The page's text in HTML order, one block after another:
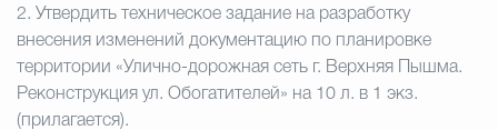
2. Утвердить техническое задание на разработку
внесения изменений документацию по планировке
территории «Улично-дорожная сеть г. Верхняя Пышма.
Реконструкция ул. Обогатителей» на 10 л. в 1 экз.
(прилагается).